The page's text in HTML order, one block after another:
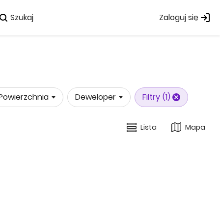
Szukaj Zaloguj się
Deweloper Filtry (1)
Lista Mapa